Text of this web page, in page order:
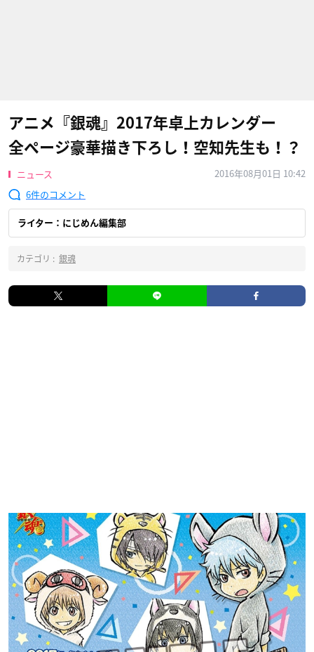
アニメ『銀魂』2017年卓上カレンダー
全ページ豪華描き下ろし！空知先生も！？
ニュース
2016年08月01日 10:42
6
ライター：にじめん編集部
カテゴリ : 銀魂